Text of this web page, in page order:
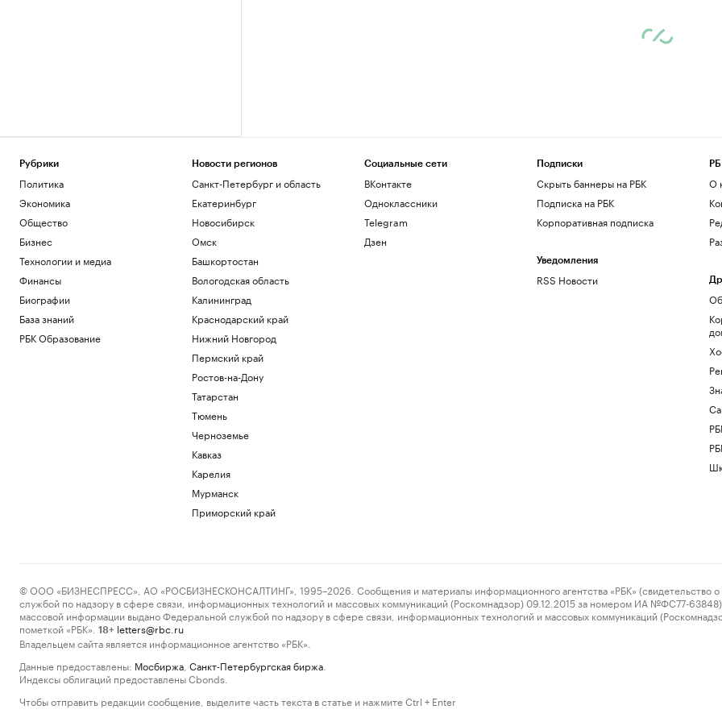
Рубрики
Политика
Экономика
Общество
Бизнес
Технологии и медиа
Финансы
Биографии
База знаний
РБК Образование
Новости регионов
Санкт-Петербург и область
Екатеринбург
Новосибирск
Омск
Башкортостан
Вологодская область
Калининград
Краснодарский край
Нижний Новгород
Пермский край
Ростов-на-Дону
Татарстан
Тюмень
Черноземье
Кавказ
Карелия
Мурманск
Приморский край
Социальные сети
ВКонтакте
Одноклассники
Telegram
Дзен
Подписки
Скрыть баннеры на РБК
Подписка на РБК
Корпоративная подписка
Уведомления
RSS Новости
О
© ООО «БИЗНЕСПРЕСС», АО «РОСБИЗНЕСКОНСАЛТИНГ», 1995–2026. Сообщения и материалы информационного агентства «РБК» (свидетельство о
службой по надзору в сфере связи, информационных технологий и массовых коммуникаций (Роскомнадзор) 09.12.2015 за номером ИА №ФС77-63848)
массовой информации выдано Федеральной службой по надзору в сфере связи, информационных технологий и массовых коммуникаций
пометкой «РБК».
18+ letters@rbc.ru
Владельцем сайта является информационное агентство «РБК».
Данные предоставлены: Мосбиржа Санкт-Петербургская биржа
Индексы облигаций предоставлены Cbonds.
Чтобы отправить редакции сообщение, выделите часть текста в статье и нажмите Ctrl + Enter